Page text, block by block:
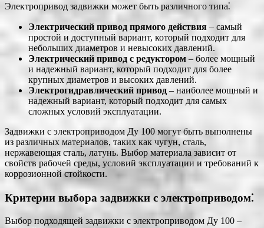
Электропривод задвижки может быть различного типа⁚
Электрический привод прямого действия – самый
простой и доступный вариант, который подходит для
небольших диаметров и невысоких давлений.
Электрический привод с редуктором– более мощный
и надежный вариант, который подходит для более
крупных диаметров и высоких давлений.
Электрогидравлический привод– наиболее мощный и
надежный вариант, который подходит для самых
сложных условий эксплуатации.
Задвижки с электроприводом Ду 100 могут быть выполнены
из различных материалов, таких как чугун, сталь,
нержавеющая сталь, латунь. Выбор материала зависит от
свойств рабочей среды, условий эксплуатации и требований к
коррозионной стойкости.
Критерии выбора задвижки с электроприводом⁚
Выбор подходящей задвижки с электроприводом Ду 100 –